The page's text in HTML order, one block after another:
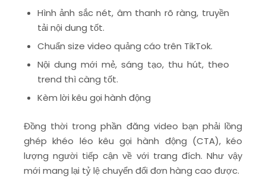
Hình ảnh sắc nét, âm thanh rõ ràng, truyền
tải nội dung tốt.
Chuẩn size video quảng cáo trên TikTok.
Nội dung mới mẻ, sáng tạo, thu hút, theo
trend thì càng tốt.
Kèm lời kêu gọi hành động
Đồng thời trong phần đăng video bạn phải lồng
ghép khéo léo kêu gọi hành động (CTA), kéo
lượng người tiếp cận về với trang đích. Như vậy
mới mang lại tỷ lệ chuyển đổi đơn hàng cao được.